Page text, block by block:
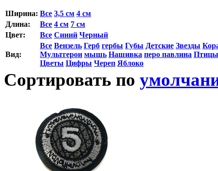
Ширина: Все 3,5 см 4 см
Длина:
Все 4 см 7 см
Цвет:
Все Синий Черный
Вид:
Все Вензель Герб гербы Губы Детские Звезды
Мультгерои мышь Нашивка перо павлина Птицы
Цветы Цифры Череп Яблоко
Сортировать по